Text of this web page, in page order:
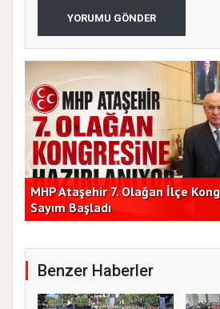
YORUMU GÖNDER
MHP Ataşehir 7. Olağan İlçe
Sayım Başladı
Benzer Haberler